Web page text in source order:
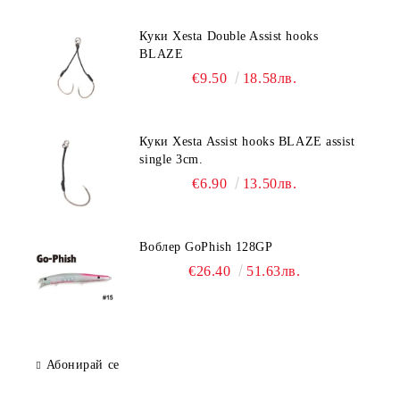
Куки Xesta Double Assist hooks
BLAZE
€9.50 18.58лв.
Куки Xesta Assist hooks BLAZE assist
single 3cm.
€6.90 13.50лв.
Воблер GoPhish 128GP
€26.40 51.63лв.
Абонирай се